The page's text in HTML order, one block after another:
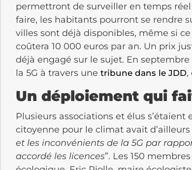
permettront de surveiller en temps
faire, les habitants pourront se rendre
villes sont déjà disponibles, même si
coûtera 10 000 euros par an. Un prix
déjà engagé sur le sujet. En
la 5G à travers une tribune dans le JDD,
Un déploiement qui
Plusieurs associations et élus
citoyenne pour le climat avait
et les inconvénients de la 5G par
accordé les licences”. Les 150